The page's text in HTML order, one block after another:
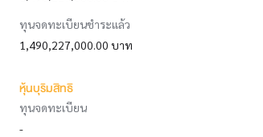
ทุนจดทะเบียนชำระแล้ว
1,490,227,000.00 บาท
หุ้นบุริมสิทธิ
ทุนจดทะเบียน
-